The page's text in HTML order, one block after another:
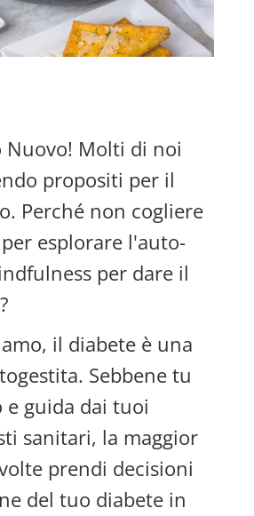
Nuovo! Molti di noi
propositi per il
Perché non cogliere
esplorare l'auto-
per dare il
il diabete è una
Sebbene tu
e guida dai tuoi
sanitari, la maggior
prendi decisioni
del tuo diabete in